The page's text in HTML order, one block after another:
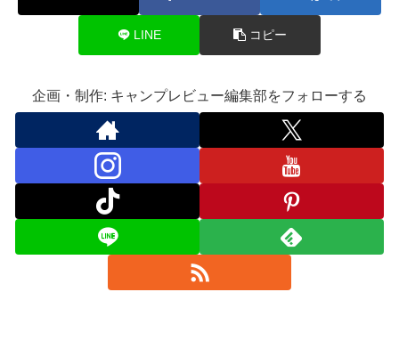
LINE コピー
企画・制作: キャンプレビュー編集部をフォローする